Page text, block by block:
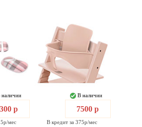
наличии
р
мес
В наличии
7500 р
В кредит за 375р/мес